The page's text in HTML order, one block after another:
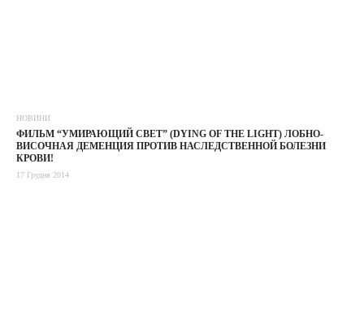
НОВИНИ
ФИЛЬМ “УМИРАЮЩИЙ СВЕТ” (DYING OF THE LIGHT) ЛОБНО-
ВИСОЧНАЯ ДЕМЕНЦИЯ ПРОТИВ НАСЛЕДСТВЕННОЙ БОЛЕЗНИ
КРОВИ!
17 Грудня 2014